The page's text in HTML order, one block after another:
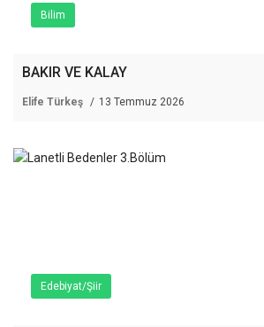
Bilim
BAKIR VE KALAY
Elife Türkeş 13 Temmuz 2026
Edebiyat/Şiir